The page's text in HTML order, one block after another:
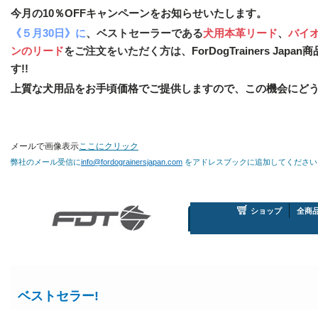
今月の10％OFFキャンペーンをお知らせいたします。
《５月30日》に、ベストセーラーである犬用本革リード、 バイ
ンのリードをご注文をいただく方は、 ForDogTrainers Japan商
す!!
上質な犬用品をお手頃価格でご提供しますので、この機会にど
メールで画像表示ここにクリック
弊社のメール受信にinfo@fordograinersjapan.com をアドレスブックに追加してくださ
ショップ 全商
ベストセラー!